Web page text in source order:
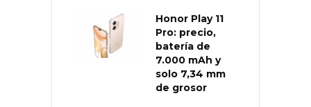
Honor Play 11
Pro: precio,
batería de
7.000 mAh y
solo 7,34 mm
de grosor